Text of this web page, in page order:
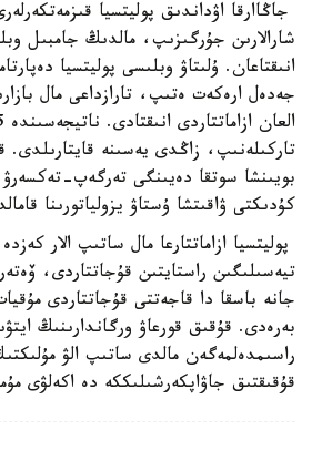
جاڭاارقا اۋداندىق پوليتسيا
شارالارىن جۇرگىزىپ، مالدىڭ جامبىل
انىقتاعان. ۇلىتاۋ وبلىسى پوليتسيا
جەدەل ارەكەت ەتىپ، تارازداعى مال
تاركىلەنىپ، زاڭدى يەسىنە قايتارىلدى.
بويىنشا سوتقا دەيىنگى تەرگەپ-
كۇدىكتى ۋاقىتشا ۇستاۋ يزولياتورىنا
پوليتسيا ازاماتتارعا مال ساتىپ الار
تيەسىلىگىن راستايتىن قۇجاتتاردى،
جانە باسقا دا قاجەتتى قۇجاتتاردى
بەرەدى. قۇقىق قورعاۋ ورگاندارىنىڭ
راسىمدەلمەگەن مالدى ساتىپ الۋ
قۇقىقتىق جاۋاپكەرشىلىككە دە اكەلۋى